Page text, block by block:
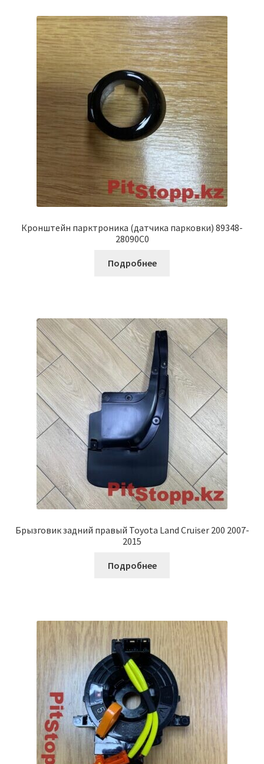
Кронштейн парктроника (датчика парковки) 89348-
28090C0
Подробнее
Брызговик задний правый Toyota Land Cruiser 200 2007-
2015
Подробнее